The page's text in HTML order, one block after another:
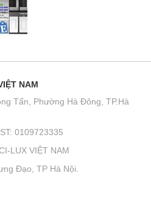
NAM
Tấn, Phường Hà Đông, TP.Hà
0109723335
LUX VIỆT NAM
Đạo, TP Hà Nội.